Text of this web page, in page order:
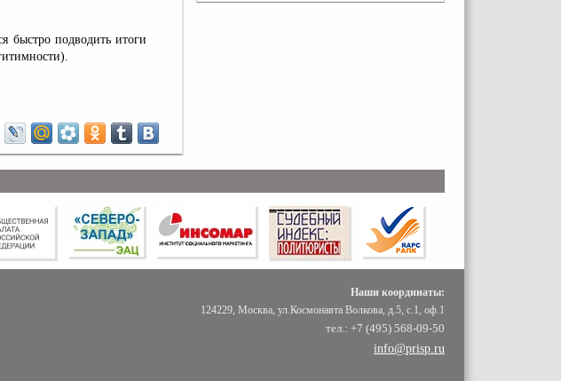
быстро подводить итоги
Наши координаты:
124229, Москва, ул.Космонавта Волкова, д.5, с.1, оф.1
тел.: +7 (495) 568-09-50
info@prisp.ru